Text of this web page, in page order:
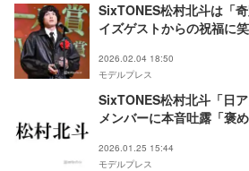
SixTONES松村北斗は「
イズゲストからの祝福に
2026.02.04 18:50
モデルプレス
SixTONES松村北斗「日
メンバーに本音吐露「褒
2026.01.25 15:44
モデルプレス